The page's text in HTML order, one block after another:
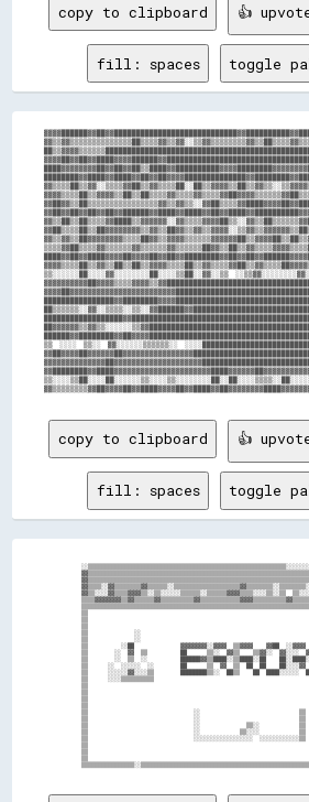
copy to clipboard 👍
fill: spaces toggle
▒▒░░░░░░██░░░░▓▓░░░░░░░░██░░░░▒▒██░░▓▓░░▒▒
▒▒  ░░░░  ▒▒░░  ▓▓░░░░░░▒▒▒▒▒▒░░
copy to clipboard 👍
fill: spaces toggle
▓▓▒▒░░░░▓▓▒▒▒▒▓▓▓▓▒▒░░▒▒░░░░░░▒▒▒▒▒▒░░▒▒▒▒▒▒▓▓▓▓▒▒▒▒░░░░▒▒░░▒▒
▒▒
▒▒
▒▒
▒▒              ░░
▒▒              ░░
▒▒          ░░██              ▓▓▓▓▓▓▓▓░░▓▓▓▓  ▒▒▓▓▓▓    ▓▓██  ░░▓▓▓▓
▒▒        ░░  ▓▓  ▒▒          ██      ▒▒░░  ▓▓▒▒    ▒▒▓▓░░  ▓▓░░░░
▒▒        ░░  ▒▒  ░░          ██████▓▓▒▒████░░▒▒████░░██
▒▒      ░░  ░░░░░░  ░░        ██      ▒▒  ▓▓  ▒▒  ██  ██    ██░░░░▓▓
▒▒      ░░░░░░▓▓░░░░▒▒        ████████▒▒░░  ██▒▒    ██  ████░░░░░░
▒▒      ░░░░▒▒▒▒▒▒▒▒▒▒
▒▒
▒▒
▒▒
▒▒
▒▒                                ░░                              ▒▒
▒▒                                ░░                              ▒▒
▒▒                                ░░              ▒▒░░            ▒▒
▒▒                                ░░            ▒▒░░░░            ▒▒
▒▒                                ░░░░░░░░░░░░░░░░░░  ░░░░░░░░░░░░▒▒
▒▒
▒▒
▒▒